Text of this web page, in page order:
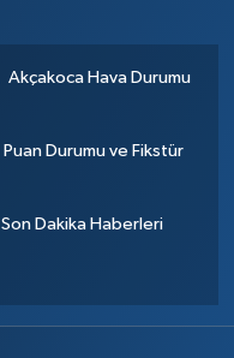
Akçakoca Hava Durumu
Puan Durumu ve Fikstür
Son Dakika Haberleri